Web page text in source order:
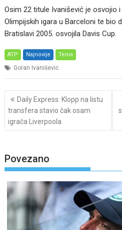
Osim 22 titule Ivanišević je osvojio
Olimpijskih igara u Barceloni te bio
Bratislavi 2005. osvojila Davis Cup.
ATP Najnovije Tenis
Goran Ivanišević
Post
navigation
Daily Express: Klopp na listu
transfera stavio čak osam
igrača Liverpoola
Povezano